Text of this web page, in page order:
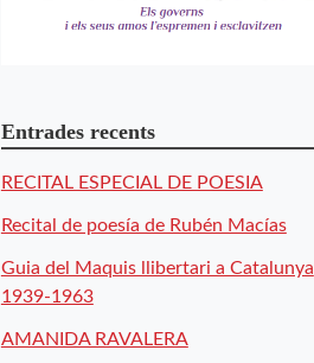
Entrades recents
RECITAL ESPECIAL DE POESIA
Recital de poesía de Rubén Macías
Guia del Maquis llibertari a Catalunya
1939-1963
AMANIDA RAVALERA